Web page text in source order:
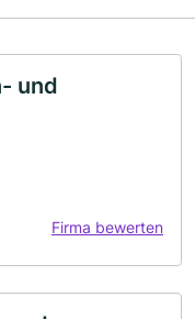
und
Firma bewerten